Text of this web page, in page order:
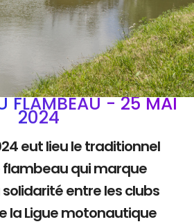
FLAMBEAU - 25 MAI
2024
eut lieu le traditionnel
qui marque
entre les clubs
la Ligue motonautique